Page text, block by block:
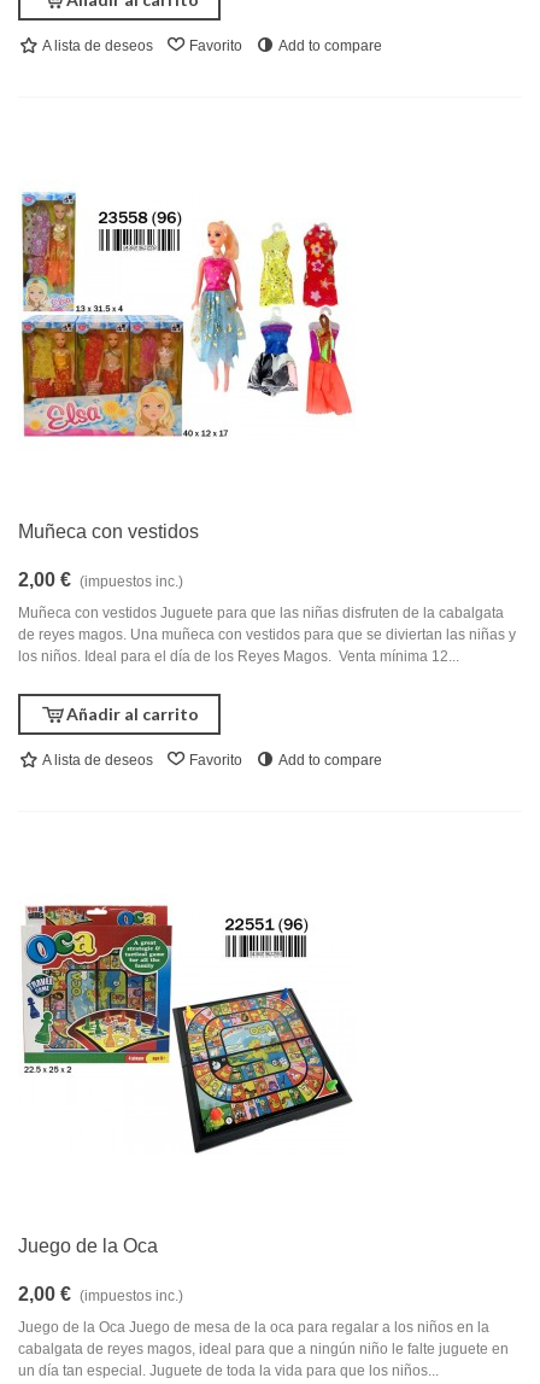
A lista de deseos Favorito Add to compare
Muñeca con vestidos
2,00 € (impuestos inc.)
Muñeca con vestidos Juguete para que las niñas disfruten de la cabalgata
de reyes magos. Una muñeca con vestidos para que se diviertan las niñas y
los niños. Ideal para el día de los Reyes Magos. Venta mínima 12...
Añadir al carrito
A lista de deseos Favorito Add to compare
Juego de la Oca
2,00 € (impuestos inc.)
Juego de la Oca Juego de mesa de la oca para regalar a los niños en la
cabalgata de reyes magos, ideal para que a ningún niño le falte juguete en
un día tan especial. Juguete de toda la vida para que los niños...